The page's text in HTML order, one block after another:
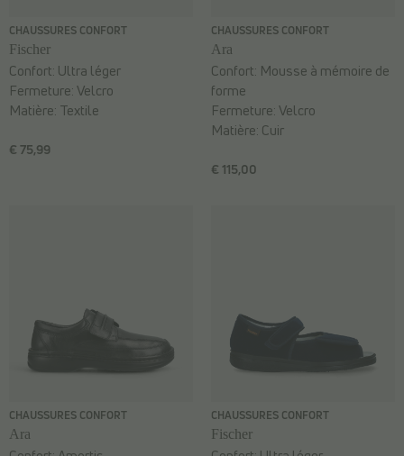
CHAUSSURES CONFORT
Fischer
€ 75,99
Confort: Ultra léger
Fermeture:Velcro
Matière: Textile
CHAUSSURES CONFORT
Ara
€ 115,00
Confort: Mousse à mémoire de
forme
Fermeture:Velcro
Matière: Cuir
CHAUSSURES CONFORT
Ara
CHAUSSURES CONFORT
Fischer